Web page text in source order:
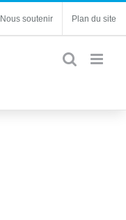
Nous soutenir Plan du site